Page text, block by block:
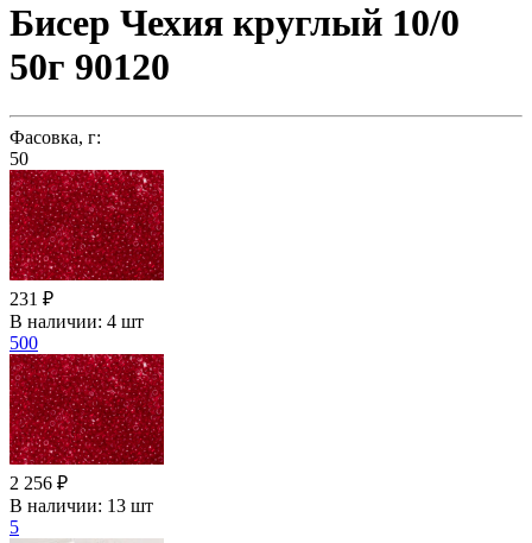
Бисер Чехия круглый 10/0
50г 90120
Фасовка, г:
50
231 ₽
В наличии: 4 шт
500
2 256 ₽
В наличии: 13 шт
5